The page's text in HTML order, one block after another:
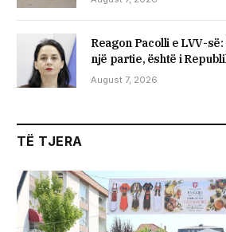
Reagon Pacolli e LVV-
një partie, është i
August 7, 2026
TË TJERA